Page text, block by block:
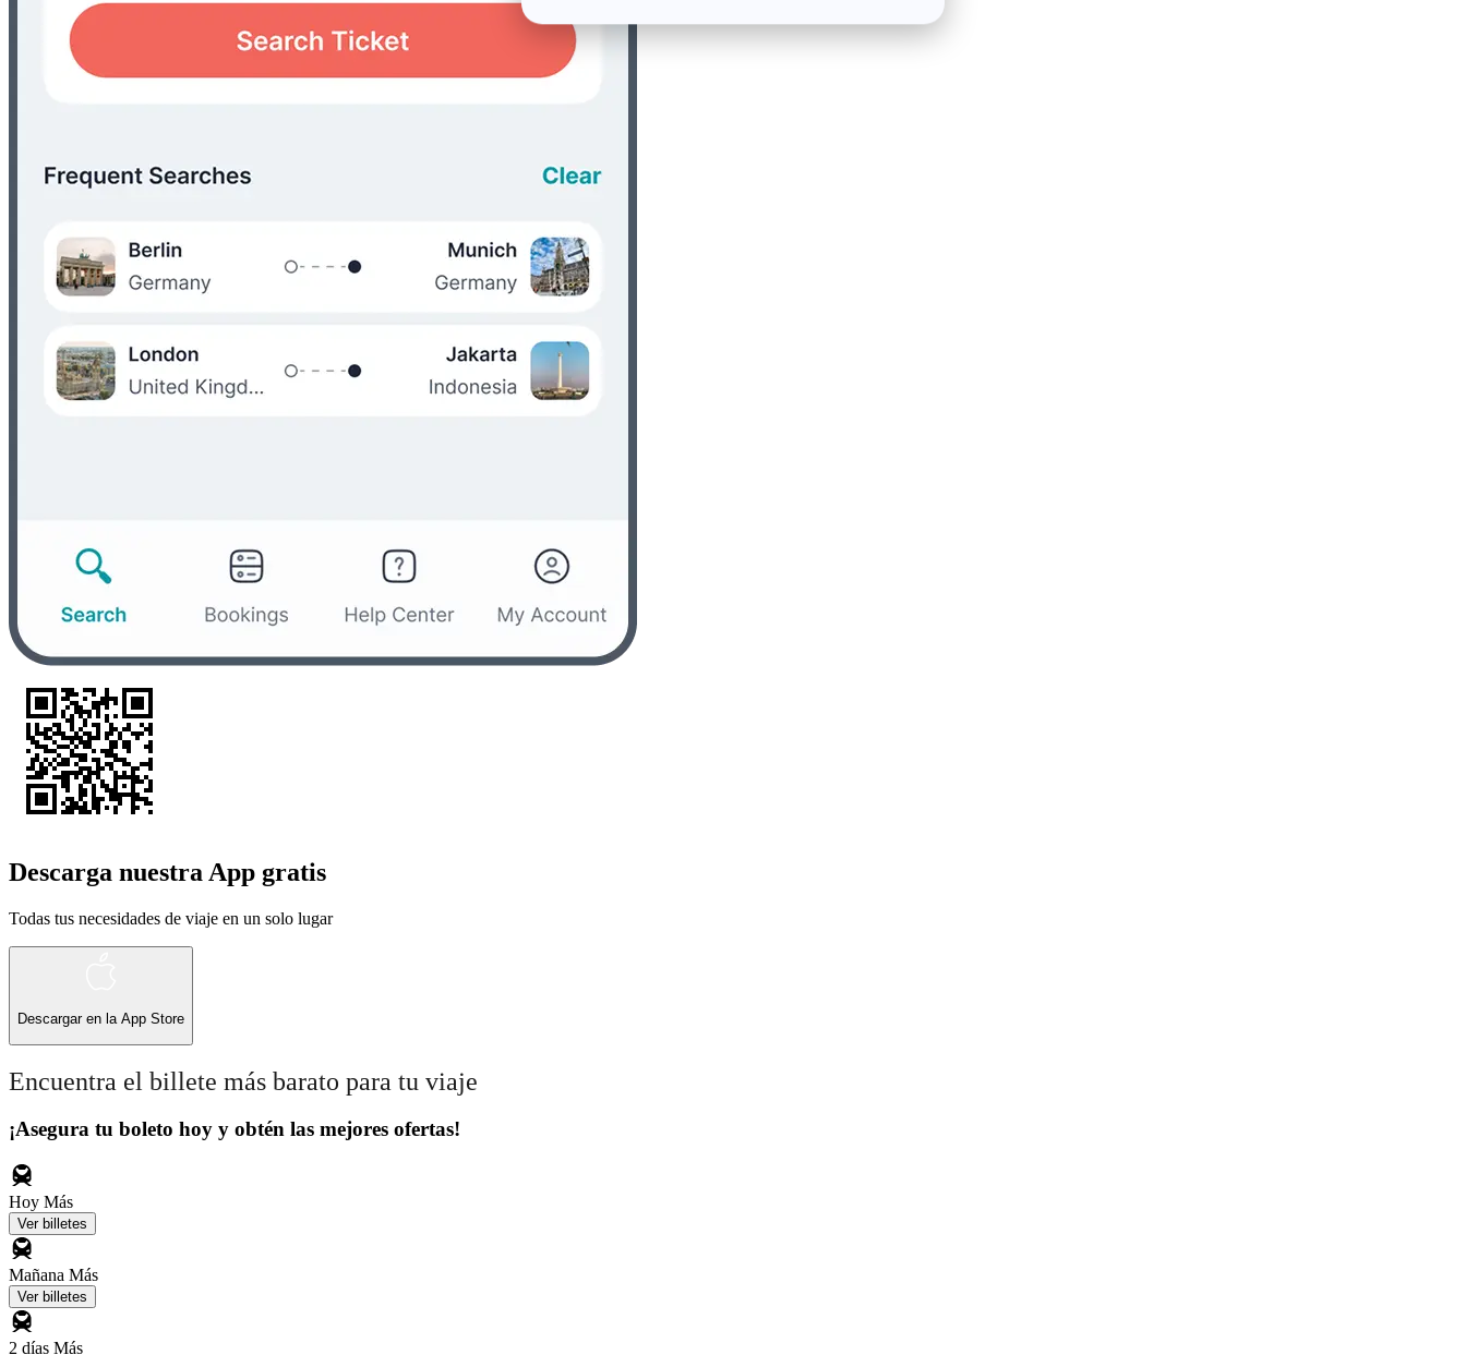
Descarga nuestra App gratis
Todas tus necesidades de viaje en un solo lugar
Descargar en la App Store
Encuentra el billete más barato para tu viaje
¡Asegura tu boleto hoy y obtén las mejores ofertas!
Hoy Más
Ver billetes
Mañana Más
Ver billetes
2 días Más